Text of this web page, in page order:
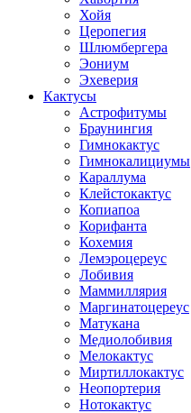
Хойя
Церопегия
Шлюмбергера
Эониум
Эхеверия
Кактусы
Астрофитумы
Браунингия
Гимнокактус
Гимнокалициумы
Караллума
Клейстокактус
Копиапоа
Корифанта
Кохемия
Лемэроцереус
Лобивия
Маммиллярия
Маргинатоцереус
Матукана
Медиолобивия
Мелокактус
Миртиллокактус
Неопортерия
Нотокактус